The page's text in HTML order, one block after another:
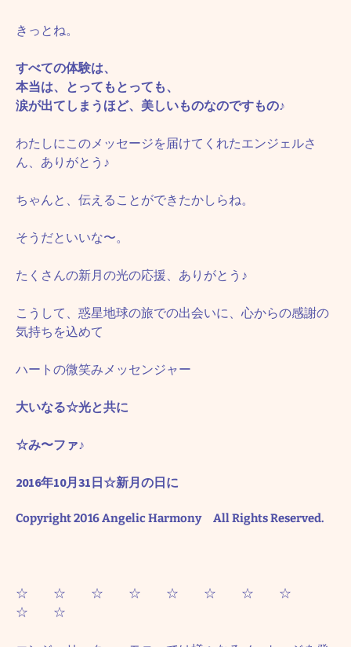
きっとね。
すべての体験は、
本当は、とってもとっても、
涙が出てしまうほど、美しいものなのですもの♪
わたしにこのメッセージを届けてくれたエンジェルさ
ん、ありがとう♪
ちゃんと、伝えることができたかしらね。
そうだといいな〜。
たくさんの新月の光の応援、ありがとう♪
こうして、惑星地球の旅での出会いに、心からの感謝の
気持ちを込めて
ハートの微笑みメッセンジャー
大いなる☆光と共に
☆み〜ファ♪
2016年10月31日☆新月の日に
Copyright 2016 Angelic Harmony All Rights Reserved.
☆ ☆ ☆ ☆ ☆ ☆ ☆ ☆
☆ ☆